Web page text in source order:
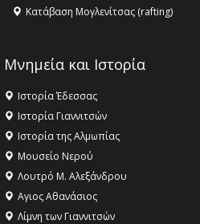
Κατάβαση Μογλενίτσας (rafting)
Μνημεία και Ιστορία
Ιστορία Έδεσσας
Ιστορία Γιαννιτσών
Ιστορία της Αλμωπίας
Μουσείο Νερού
Λουτρό Μ. Αλεξάνδρου
Αγιος Αθανάσιος
Λίμνη των Γιαννιτσών